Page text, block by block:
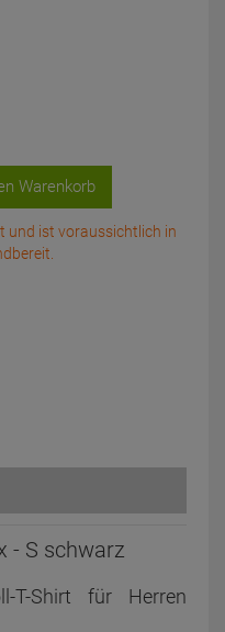
Warenkorb
und ist voraussichtlich in
- S schwarz
T-Shirt für Herren